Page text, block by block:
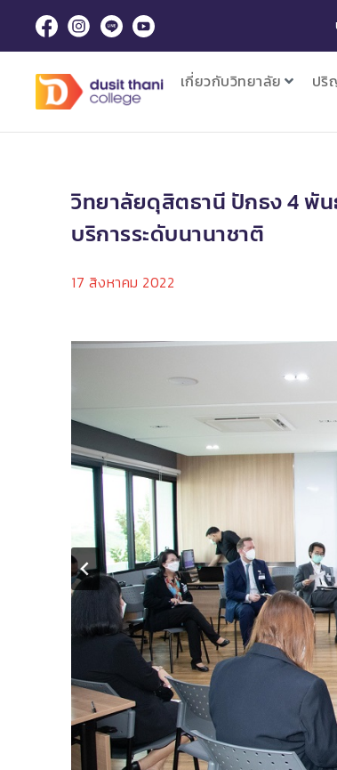
เกี่ยวกับวิทยาลัย ปริ
วิทยาลัยดุสิตธานี ปักธง 4 พั
บริการระดับนานาชาติ
17 สิงหาคม 2022